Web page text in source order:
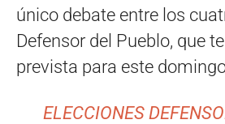
único debate entre los
Defensor del Pueblo, que
prevista para este
ELECCIONES